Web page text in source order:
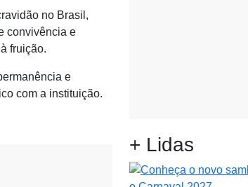
no Brasil,
convivência e
fruição.
e
com a instituição.
+ Lidas